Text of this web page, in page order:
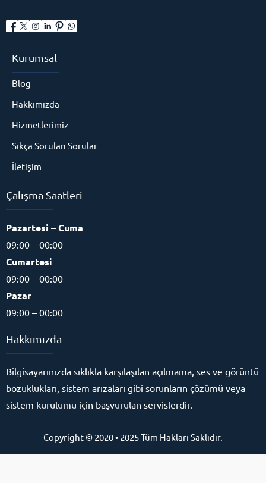
Kurumsal
Blog
Hakkımızda
Hizmetlerimiz
Sıkça Sorulan Sorular
İletişim
Çalışma Saatleri
Pazartesi – Cuma
09:00 – 00:00
Cumartesi
09:00 – 00:00
Pazar
09:00 – 00:00
Hakkımızda
Bilgisayarınızda sıklıkla karşılaşılan açılmama, ses ve görüntü
bozuklukları, sistem arızaları gibi sorunların çözümü veya
sistem kurulumu için başvurulan servislerdir.
Copyright © 2020 • 2025 Tüm Hakları Saklıdır.